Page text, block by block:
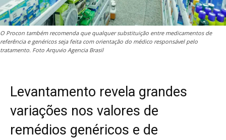
O Procon também recomenda que qualquer substituição entre medicamentos de
referência e genéricos seja feita com orientação do médico responsável pelo
tratamento. Foto Arquvio Agencia Brasil
Levantamento revela grandes
variações nos valores de
remédios genéricos e de